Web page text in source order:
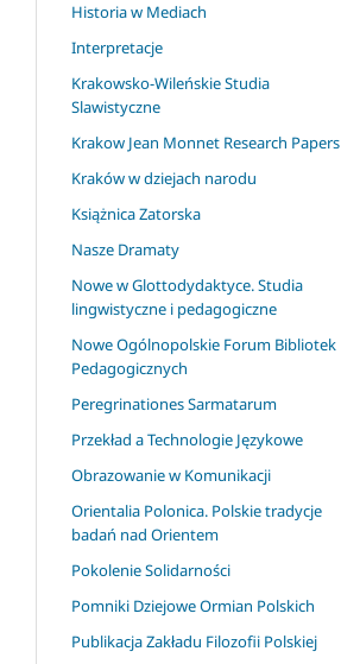
Historia w Mediach
Interpretacje
Krakowsko-Wileńskie Studia
Slawistyczne
Krakow Jean Monnet Research Papers
Kraków w dziejach narodu
Książnica Zatorska
Nasze Dramaty
Nowe w Glottodydaktyce. Studia
lingwistyczne i pedagogiczne
Nowe Ogólnopolskie Forum Bibliotek
Pedagogicznych
Peregrinationes Sarmatarum
Przekład a Technologie Językowe
Obrazowanie w Komunikacji
Orientalia Polonica. Polskie tradycje
badań nad Orientem
Pokolenie Solidarności
Pomniki Dziejowe Ormian Polskich
Publikacja Zakładu Filozofii Polskiej